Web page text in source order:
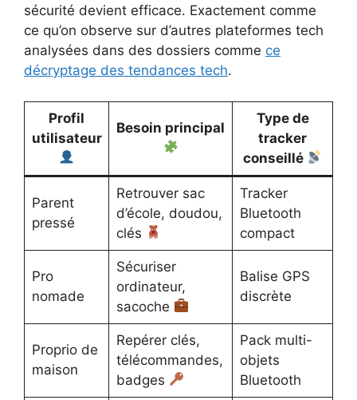
sécurité devient efficace. Exactement comme
ce qu’on observe sur d’autres plateformes tech
analysées dans des dossiers comme ce
décryptage des tendances tech.
Profil
utilisateur
Besoin principal
Type de
tracker
conseillé
Parent
pressé
Retrouver sac
d’école, doudou,
clés
Tracker
Bluetooth
compact
Pro
nomade
Sécuriser
ordinateur,
sacoche
Balise GPS
discrète
Proprio de
maison
Repérer clés,
télécommandes,
badges
Pack multi-
objets
Bluetooth